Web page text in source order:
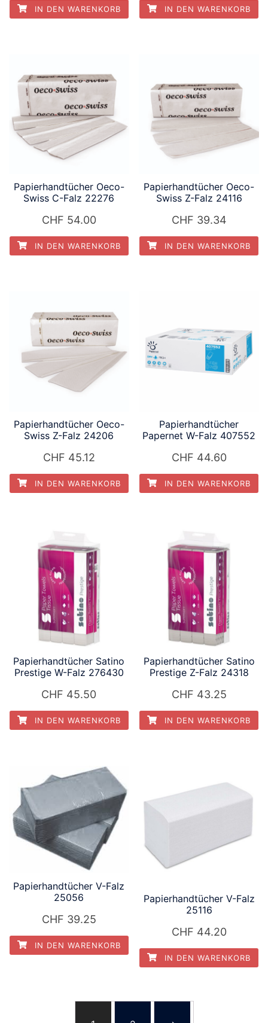
IN DEN WARENKORB IN DEN WARENKORB
Papierhandtücher Oeco-
Swiss C-Falz 22276
CHF 54.00
IN DEN WARENKORB
Papierhandtücher Oeco-
Swiss Z-Falz 24116
CHF 39.34
IN DEN WARENKORB
Papierhandtücher Oeco-
Swiss Z-Falz 24206
CHF 45.12
IN DEN WARENKORB
Papierhandtücher
Papernet W-Falz 407552
CHF 44.60
IN DEN WARENKORB
Papierhandtücher Satino
Prestige W-Falz 276430
CHF 45.50
IN DEN WARENKORB
Papierhandtücher Satino
Prestige Z-Falz 24318
CHF 43.25
IN DEN WARENKORB
Papierhandtücher V-Falz
25056
CHF 39.25
IN DEN WARENKORB
Papierhandtücher V-Falz
25116
CHF 44.20
IN DEN WARENKORB